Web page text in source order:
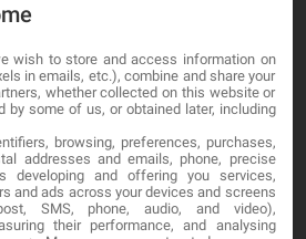
wish to store and access information on
in emails, etc.), combine and share your
whether collected on this website or
by some of us, or obtained later, including
browsing, preferences, purchases,
addresses and emails, phone, precise
developing and offering you services,
and ads across your devices and screens
SMS, phone, audio, and video),
their performance, and analysing